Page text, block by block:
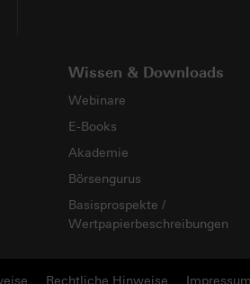
Wissen & Downloads
Webinare
E-Books
Akademie
Börsengurus
Basisprospekte /
Wertpapierbeschreibungen
Rechtliche Hinweise Impressum